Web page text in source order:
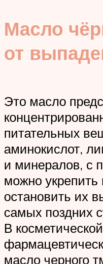
Масло
от
Это масло
питательных
аминокислот,
и минералов, с
можно укрепить
остановить их
самых поздних
В
масло черного